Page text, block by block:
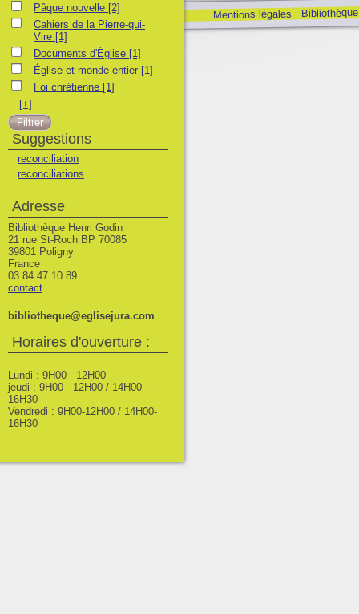
Mentions légales
Pâque nouvelle
Pâque nouvelle [2]
Cahiers de la Pierre-qui-Vire
Cahiers de la Pierre-qui-
Vire [1]
Documents d'Église
Documents d'Église [1]
Église et monde entier
Église et monde entier [1]
Foi chrétienne
Foi chrétienne [1]
[+]
Suggestions
reconciliation
reconciliations
Adresse
Bibliothèque Henri Godin
21 rue St-Roch BP 70085
39801 Poligny
France
03 84 47 10 89
contact
bibliotheque@eglisejura.com
Horaires d'ouverture :
Lundi : 9H00 - 12H00
jeudi : 9H00 - 12H00 / 14H00-
16H30
Vendredi : 9H00-12H00 / 14H00-
16H30